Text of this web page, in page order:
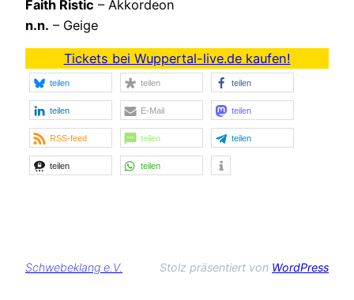
Faith Ristic – Akkordeon
n.n. – Geige
Tickets bei Wuppertal-live.de kaufen!
teilen teilen teilen
teilen E-Mail teilen
RSS-feed teilen teilen
teilen teilen
Schwebeklang e.V. Stolz präsentiert von WordPress